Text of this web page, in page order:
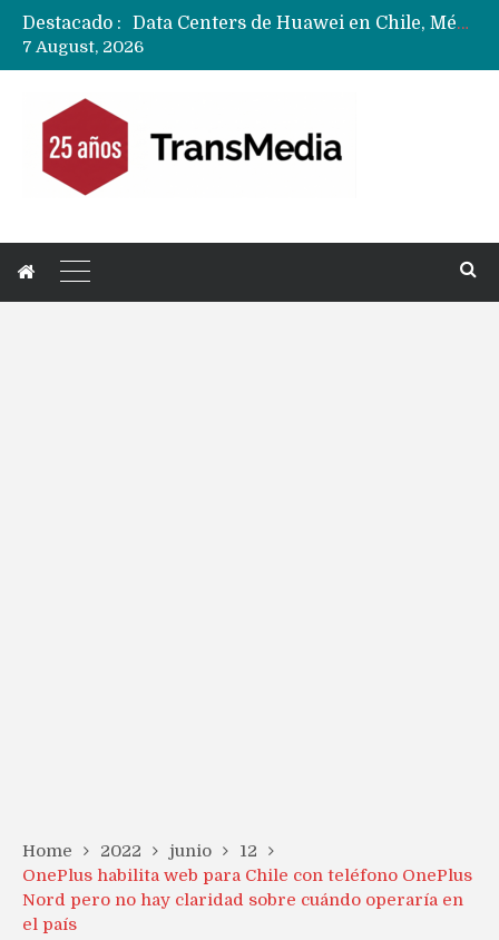
Destacado :
Data Centers de Huawei en Chile, México, Brasil,Perú y Argentina podrían verse afectados por arremetida de EE.UU
7 August, 2026
Home 2022 junio
12
OnePlus habilita web para Chile con teléfono OnePlus
Nord pero no hay claridad sobre cuándo operaría en
el país